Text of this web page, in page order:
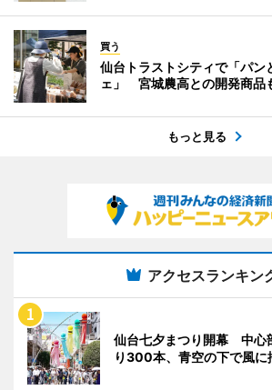
買う
仙台トラストシティで「パン
ェ」 宮城農高との開発商品
もっと見る
アクセスランキン
仙台七夕まつり開幕 中心
り300本、青空の下で風に